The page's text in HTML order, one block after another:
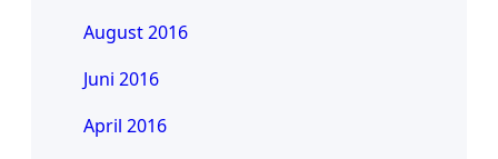
August 2016
Juni 2016
April 2016